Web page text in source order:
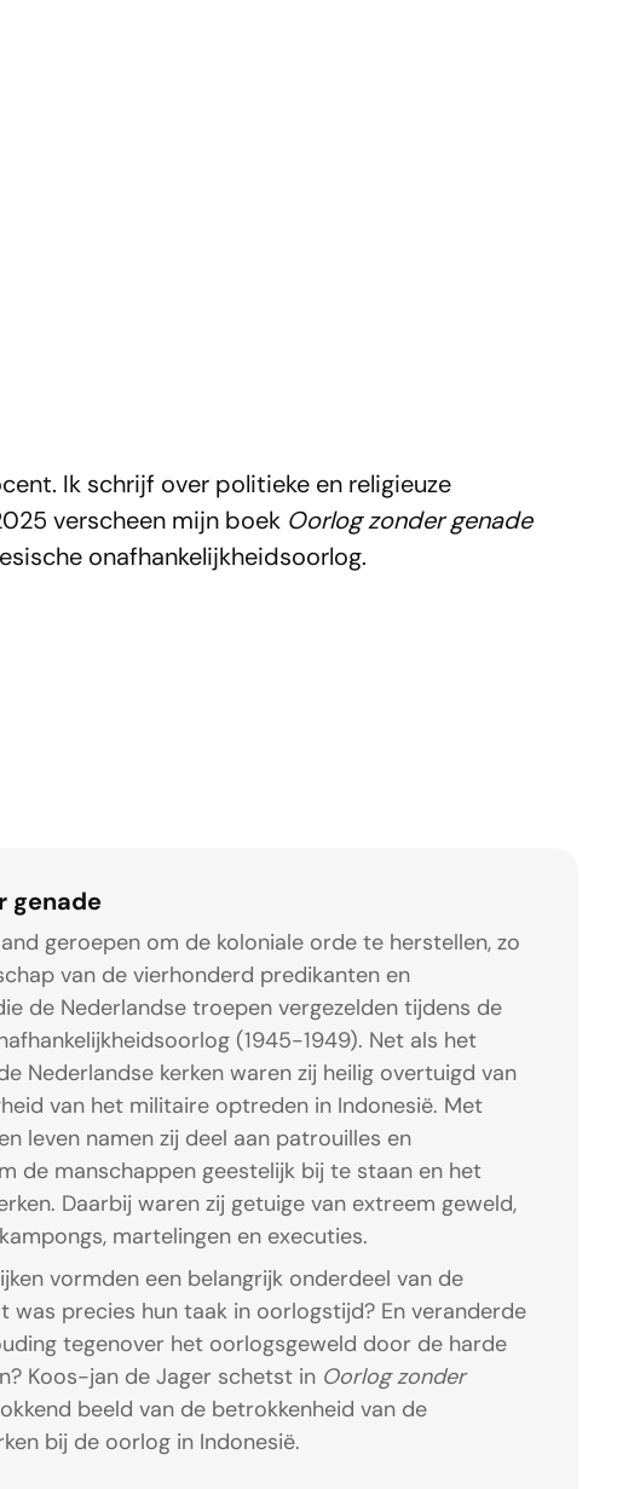
Ik schrijf over politieke en religieuze
verscheen mijn boek Oorlog zonder genade
onafhankelijkheidsoorlog.
genade
geroepen om de koloniale orde te herstellen, zo
van de vierhonderd predikanten en
de Nederlandse troepen vergezelden tijdens de
(1945-1949). Net als het
Nederlandse kerken waren zij heilig overtuigd van
van het militaire optreden in Indonesië. Met
leven namen zij deel aan patrouilles en
de manschappen geestelijk bij te staan en het
Daarbij waren zij getuige van extreem geweld,
martelingen en executies.
vormden een belangrijk onderdeel van de
was precies hun taak in oorlogstijd? En veranderde
tegenover het oorlogsgeweld door de harde
Koos-jan de Jager schetst in Oorlog zonder
beeld van de betrokkenheid van de
bij de oorlog in Indonesië.